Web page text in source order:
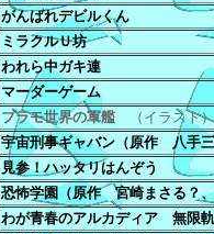
がんばれデビルくん
ミラクルＵ坊
われら中ガキ連
マーダーゲーム
プラモ世界の軍艦 （イラスト）
宇宙刑事ギャバン（原作 八手三
見参！ハッタリはんぞう
恐怖学園（原作 宮崎まさる？、
わが青春のアルカディア 無限